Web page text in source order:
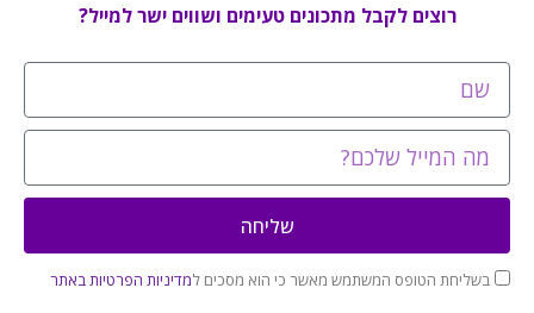
רוצים לקבל מתכונים טעימים ושווים ישר למייל?
בשליחת הטופס המשתמש מאשר כי הוא מסכים למדיניות הפרטיות באתר
שליחה